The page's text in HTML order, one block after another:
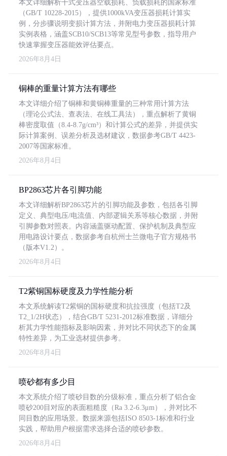
本文详细解析干式变压器空载损耗、负载损耗的国家标准
（GB/T 10228-2015），提供1000kVA变压器损耗计算实
例，分步骤说明变损计算方法，并附电力变压器损耗计算
实例表格，涵盖SCB10/SCB13等常见型号参数，指导用户
快速掌握变压器能效评估要点。
2026年8月4日
铜棒的重量计算方法有哪些
本文详细介绍了铜棒和黄铜棒重量的三种常用计算方法
（理论公式法、查表法、在线工具法），重点解析了黄铜
棒密度取值（8.4-8.7g/cm³）和计算公式的差异，并提供实
际计算案例、误差分析及选材建议，数据参考GB/T 4423-
2007等国家标准。
2026年8月4日
BP2863芯片各引脚功能
本文详细解析BP2863芯片的引脚功能及参数，包括各引脚
定义、典型电压/电流值、内部逻辑关系等核心数据，并附
引脚参数对照表。内容涵盖驱动配置、保护机制及典型应
用电路设计要点，数据参考自杭州士兰微电子官方规格书
（版本V1.2）。
2026年8月4日
T2紫铜国标硬度及力学性能分析
本文系统解读T2紫铜的国标硬度和抗拉强度（包括T2及
T2_1/2H状态），结合GB/T 5231-2012标准数据，详细分
析其力学性能指标及影响因素，并对比不同状态下的金属
特性差异，为工业选材提供参考。
2026年8月4日
喷砂都有多少目
本文系统介绍了喷砂目数的分级标准，重点分析了铝合金
喷砂200目对应的表面粗糙度（Ra 3.2-6.3μm），并对比不
同目数的应用场景。数据来源包括ISO 8503-1标准和行业
实践，帮助用户根据需求选择合适的喷砂参数。
2026年8月4日